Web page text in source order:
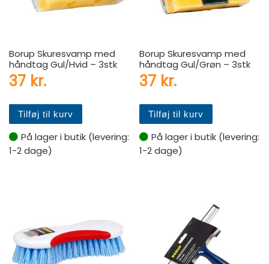
Borup Skuresvamp med
håndtag Gul/Hvid – 3stk
37 kr.
Tilføj til kurv
På lager i butik (levering:
1-2 dage)
Borup Skuresvamp med
håndtag Gul/Grøn – 3stk
37 kr.
Tilføj til kurv
På lager i butik (levering:
1-2 dage)